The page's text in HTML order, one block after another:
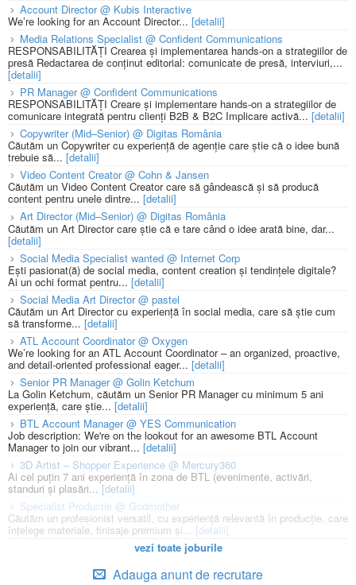
Account Director @ Kubis Interactive
We’re looking for an Account Director... [detalii]
Media Relations Specialist @ Confident Communications
RESPONSABILITĂȚI Crearea și implementarea hands-on a strategiilor de
presă Redactarea de conținut editorial: comunicate de presă, interviuri,...
[detalii]
PR Manager @ Confident Communications
RESPONSABILITĂȚI Creare și implementare hands-on a strategiilor de
comunicare integrată pentru clienți B2B & B2C Implicare activă... [detalii]
Copywriter (Mid–Senior) @ Digitas România
Căutăm un Copywriter cu experiență de agenție care știe că o idee bună
trebuie să... [detalii]
Video Content Creator @ Cohn & Jansen
Căutăm un Video Content Creator care să gândească și să producă
content pentru unele dintre... [detalii]
Art Director (Mid–Senior) @ Digitas România
Căutăm un Art Director care știe că e tare când o idee arată bine, dar...
[detalii]
Social Media Specialist wanted @ Internet Corp
Ești pasionat(ă) de social media, content creation și tendințele digitale?
Ai un ochi format pentru... [detalii]
Social Media Art Director @ pastel
Căutăm un Art Director cu experiență în social media, care să știe cum
să transforme... [detalii]
ATL Account Coordinator @ Oxygen
We’re looking for an ATL Account Coordinator – an organized, proactive,
and detail-oriented professional eager... [detalii]
Senior PR Manager @ Golin Ketchum
La Golin Ketchum, căutăm un Senior PR Manager cu minimum 5 ani
experiență, care știe... [detalii]
BTL Account Manager @ YES Communication
Job description: We're on the lookout for an awesome BTL Account
Manager to join our vibrant... [detalii]
3D Artist – Shopper Experience @ Mercury360
Ai cel puțin 7 ani experiență în zona de BTL (evenimente, activări,
standuri și plasări...[detalii]
Specialist Productie @ Godmother
Căutăm un profesionist versatil, cu experiență relevantă în producție, care
înțelege materiale, finisaje premium și... [detalii]
vezi toate joburile
Adauga anunt de recrutare